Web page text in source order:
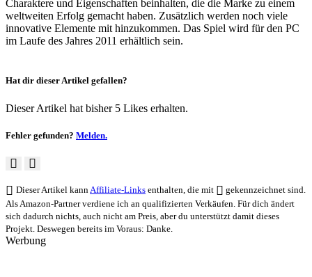
Charaktere und Eigenschaften beinhalten, die die Marke zu einem
weltweiten Erfolg gemacht haben. Zusätzlich werden noch viele
innovative Elemente mit hinzukommen. Das Spiel wird für den PC
im Laufe des Jahres 2011 erhältlich sein.
Hat dir dieser Artikel gefallen?
Dieser Artikel hat bisher 5 Likes erhalten.
Fehler gefunden? Melden.
Dieser Artikel kannAffiliate-Links enthalten, die mit
gekennzeichnet sind.
Als Amazon-Partner verdiene ich an qualifizierten Verkäufen. Für dich ändert
sich dadurch nichts, auch nicht am Preis, aber du unterstützt damit dieses
Projekt. Deswegen bereits im Voraus: Danke.
Werbung